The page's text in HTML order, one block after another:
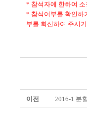
* 참석자에 한하여
* 참석여부를 확인하
부를 회신하여 주시
이전 2016-1 분